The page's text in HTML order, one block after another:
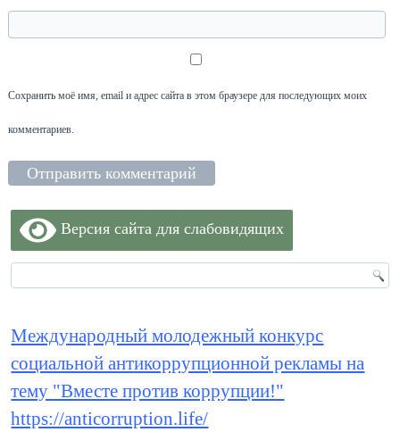
Сохранить моё имя, email и адрес сайта в этом браузере для последующих моих
комментариев.
Версия сайта для слабовидящих
Международный молодежный конкурс
социальной антикоррупционной рекламы на
тему "Вместе против коррупции!"
https://anticorruption.life/